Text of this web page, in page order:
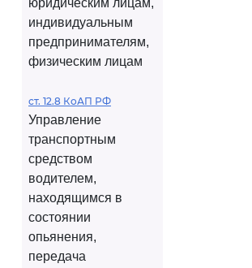
юридическим лицам,
индивидуальным
предпринимателям,
физическим лицам
ст. 12.8 КоАП РФ
Управление
транспортным
средством
водителем,
находящимся в
состоянии
опьянения,
передача